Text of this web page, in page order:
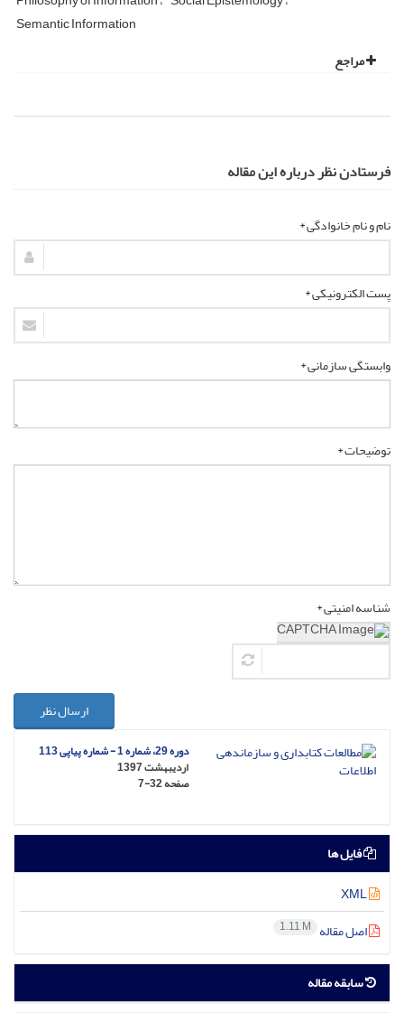
Semantic Information
مراجع
فرستادن نظر درباره این مقاله
نام و نام خانوادگی *
پست الکترونیکی *
وابستگی سازمانی *
توضیحات *
شناسه امنیتی *
ارسال نظر
دوره 29، شماره 1 - شماره پیاپی 113
اردیبهشت 1397
صفحه7-32
فایل ها
اصل مقاله 1.11 M
سابقه مقاله